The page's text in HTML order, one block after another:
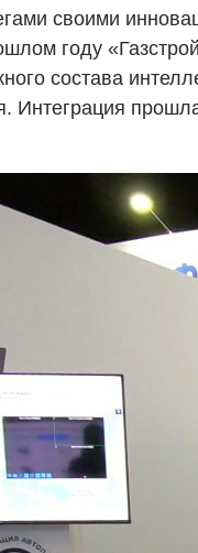
своими
году
состава
Интеграция